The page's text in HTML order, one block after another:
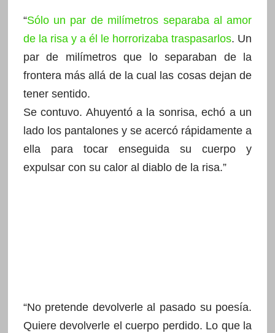
“Sólo un par de milímetros separaba al amor
de la risa y a él le horrorizaba traspasarlos. Un
par de milímetros que lo separaban de la
frontera más allá de la cual las cosas dejan de
tener sentido.
Se contuvo. Ahuyentó a la sonrisa, echó a un
lado los pantalones y se acercó rápidamente a
ella para tocar enseguida su cuerpo y
expulsar con su calor al diablo de la risa.”
“No pretende devolverle al pasado su poesía.
Quiere devolverle el cuerpo perdido. Lo que la